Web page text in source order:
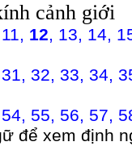
cảnh giới
11, 12, 13, 14,
31, 32, 33, 34,
54, 55, 56, 57,
để xem định